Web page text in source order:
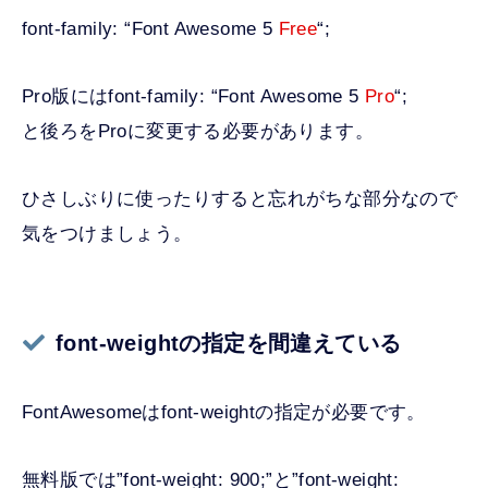
font-family: “Font Awesome 5 Free“;
Pro版にはfont-family: “Font Awesome 5 Pro“;
と後ろをProに変更する必要があります。
ひさしぶりに使ったりすると忘れがちな部分なので
気をつけましょう。
font-weightの指定を間違えている
FontAwesomeはfont-weightの指定が必要です。
無料版では”font-weight: 900;”と”font-weight: